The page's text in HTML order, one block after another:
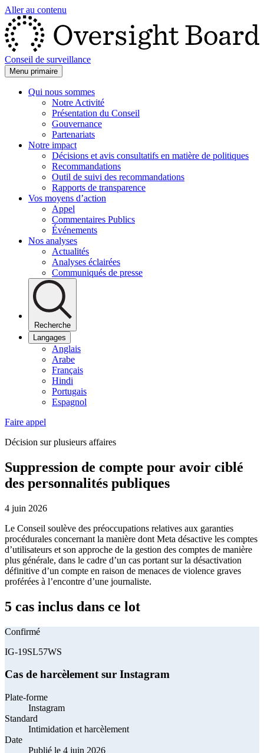
Aller au contenu
Conseil de surveillance
Menu primaire
Qui nous sommes
Notre Activité
Présentation du Conseil
Gouvernance
Partenariats
Notre impact
Décisions et avis consultatifs en matière de politiques
Recommandations
Outil de suivi des recommandations
Rapports de transparence
Vos moyens d’action
Appel
Commentaires Publics
Événements
Nos analyses
Actualités
Analyses éclairées
Communiqués de presse
Recherche
Langages
Anglais
Arabe
Français
Hindi
Portugais
Espagnol
Faire appel
Décision sur plusieurs affaires
Suppression de compte pour avoir ciblé
des personnalités publiques
4 juin 2026
Le Conseil soulève des préoccupations relatives aux garanties
procédurales concernant la manière dont Meta désactive les comptes
d’utilisateurs et son approche de la gestion des comptes de manière
plus générale, dans le cadre d’un cas portant sur la désactivation
définitive d’un compte en raison de menaces de violence graves
proférées à l’encontre d’une journaliste.
5 cas inclus dans ce lot
Confirmé
IG-19SL57WS
Cas de harcèlement sur Instagram
Plate-forme
Instagram
Standard
Intimidation et harcèlement
Date
Publié le 4 juin 2026